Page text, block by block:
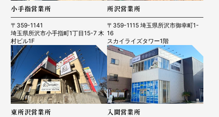
小手指営業所
〒359-1141
埼玉県所沢市小手指町1丁目15-7 木
村ビル1F
所沢営業所
〒359-1115 埼玉県所沢市御幸町1-
16
スカイライズタワー1階
東所沢営業所 入間営業所